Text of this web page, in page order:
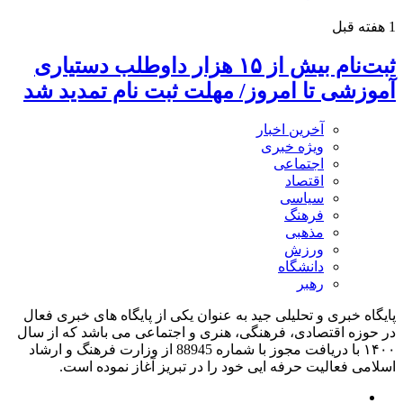
1 هفته قبل
ثبت‌نام بیش از ۱۵ هزار داوطلب دستیاری
آموزشی تا امروز/ مهلت ثبت نام تمدید شد
آخرین اخبار
ویژه خبری
اجتماعی
اقتصاد
سیاسی
فرهنگ
مذهبی
ورزش
دانشگاه
رهبر
پایگاه خبری و تحلیلی جید به عنوان یکی از پایگاه های خبری فعال
در حوزه اقتصادی، فرهنگی، هنری و اجتماعی می باشد که از سال
۱۴۰۰ با دریافت مجوز با شماره 88945 از وزارت فرهنگ و ارشاد
اسلامی فعالیت حرفه ایی خود را در تبریز آغاز نموده است.